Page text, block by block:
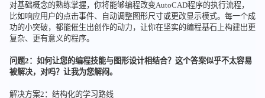
对基础概念的熟练掌握，你将能够编程改变AutoCAD程序的执行流程，
比如响应用户的点击事件、自动调整图形尺寸或更改显示模式。每一个成
功的小突破，都能催生出创作的动力，让你在坚实的编程基石上构建出更
复杂、更有意义的程序。
问题2：如何让您的编程技能与图形设计相结合？这个答案似乎不太容易
被解决，对吗？让我为您解闷。
解决方案2：结构化的学习路线